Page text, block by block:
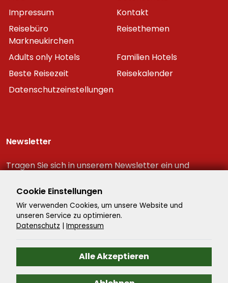
Impressum
Kontakt
Reisebüro
Markneukirchen
Reisethemen
Adults only Hotels
Familien Hotels
Beste Reisezeit
Reisekalender
Datenschutzeinstellungen
Newsletter
Tragen Sie sich in unserem Newsletter ein und
Reiseschnäppchen!
Cookie Einstellungen
Wir verwenden Cookies, um unsere Website und
unseren Service zu optimieren.
Datenschutz | Impressum
Alle Akzeptieren